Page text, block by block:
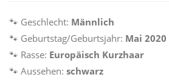
🐾 Geschlecht: Männlich
🐾 Geburtstag/Geburtsjahr: Mai
🐾 Rasse: Europäisch Kurzhaar
🐾 Aussehen: schwarz